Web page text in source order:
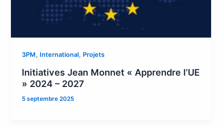
3PM, International, Projets
Initiatives Jean Monnet « Apprendre l’UE
» 2024 – 2027
5 septembre 2025